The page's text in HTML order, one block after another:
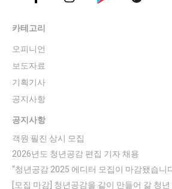
카테고리
오피니언
보도자료
기획기사
공지사항
공지사항
객원 필진 상시 모집
2026년도 청년공감 편집 기자 채용
“청년공감 2025 에디터 모집이 마감됐습니
[모집 마감] 청년공감을 같이 만들어 갈 청